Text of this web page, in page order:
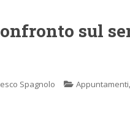
sul
Spagnolo Appuntamenti,